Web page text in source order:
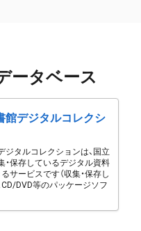
ータベース
館デジタルコレクシ
ジタルコレクションは、国立
・保存しているデジタル資料
サービスです（収集・保存し
CD/DVD等のパッケージソフ